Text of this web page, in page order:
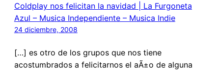
Coldplay nos felicitan la navidad | La Furgoneta
Azul – Musica Independiente – Musica Indie
24 diciembre, 2008
[…] es otro de los grupos que nos tiene
acostumbrados a felicitarnos el aÃ±o de alguna